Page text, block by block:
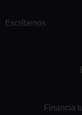
Escríbenos
Financia